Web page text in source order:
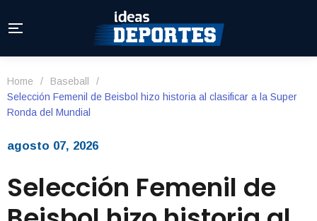
Home / Baseball
/
Selección Femenil de Beisbol hizo historia al clasificar a la Super
Ronda del Mundial
agosto 07, 2026
Selección Femenil de